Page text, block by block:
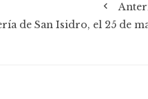
de San Isidro, el 25 de